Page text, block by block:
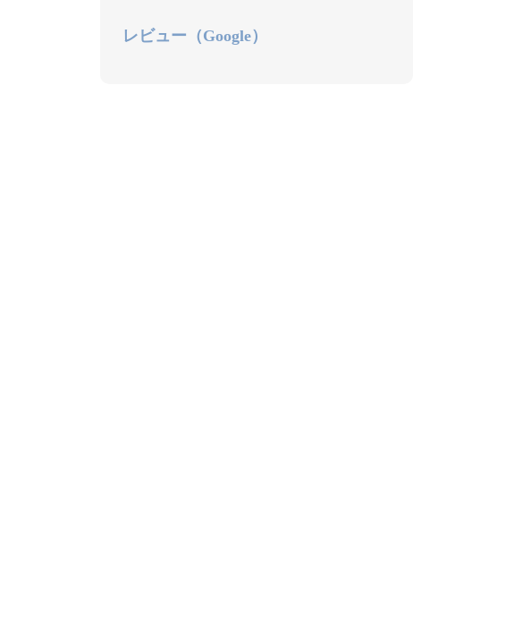
レビュー（Google）